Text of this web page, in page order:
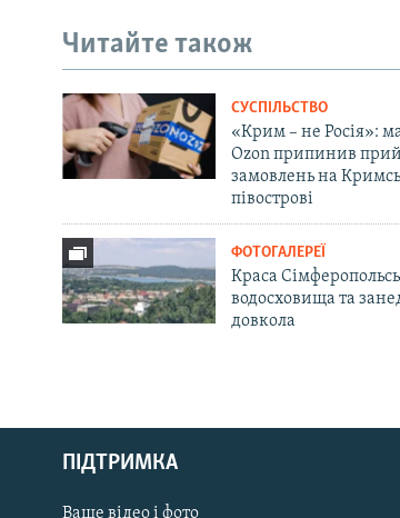
Русский
Qırımtatar
Читайте також
СУСПІЛЬСТВО
«Крим – не Росія»:
Ozon припинив
замовлень на
півострові
ФОТОГАЛЕРЕЇ
Краса
водосховища та
довкола
ПІДТРИМКА
Ваше відео і фото